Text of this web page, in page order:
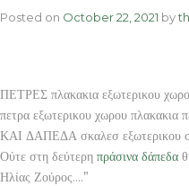
Posted on October 22, 2021 by
ΠΕΤΡΕΣ πλακακια εξωτερικου
πετρα εξωτερικου χωρου
ΚΑΙ ΔΑΠΕΔΑ σκαλεσ εξωτερικου
Ούτε στη δεύτερη πράσινα δάπεδα
Ηλίας Ζούρος….”